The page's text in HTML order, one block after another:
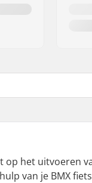
op het uitvoeren
van je BMX